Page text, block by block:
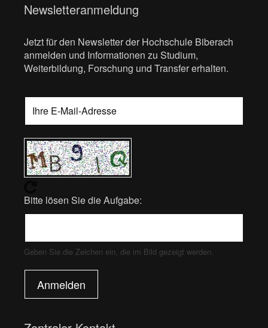
Newsletteranmeldung
Jetzt für den Newsletter der Hochschule Biberach
anmelden und Informationen zu Studium,
Weiterbildung, Forschung und Transfer erhalten.
Bitte lösen Sie die Aufgabe:
Geben Sie die Zeichen ein, die im Bild gezeigt werden.
Anmelden